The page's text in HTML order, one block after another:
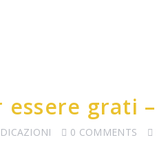
grati –
0 COMMENTS